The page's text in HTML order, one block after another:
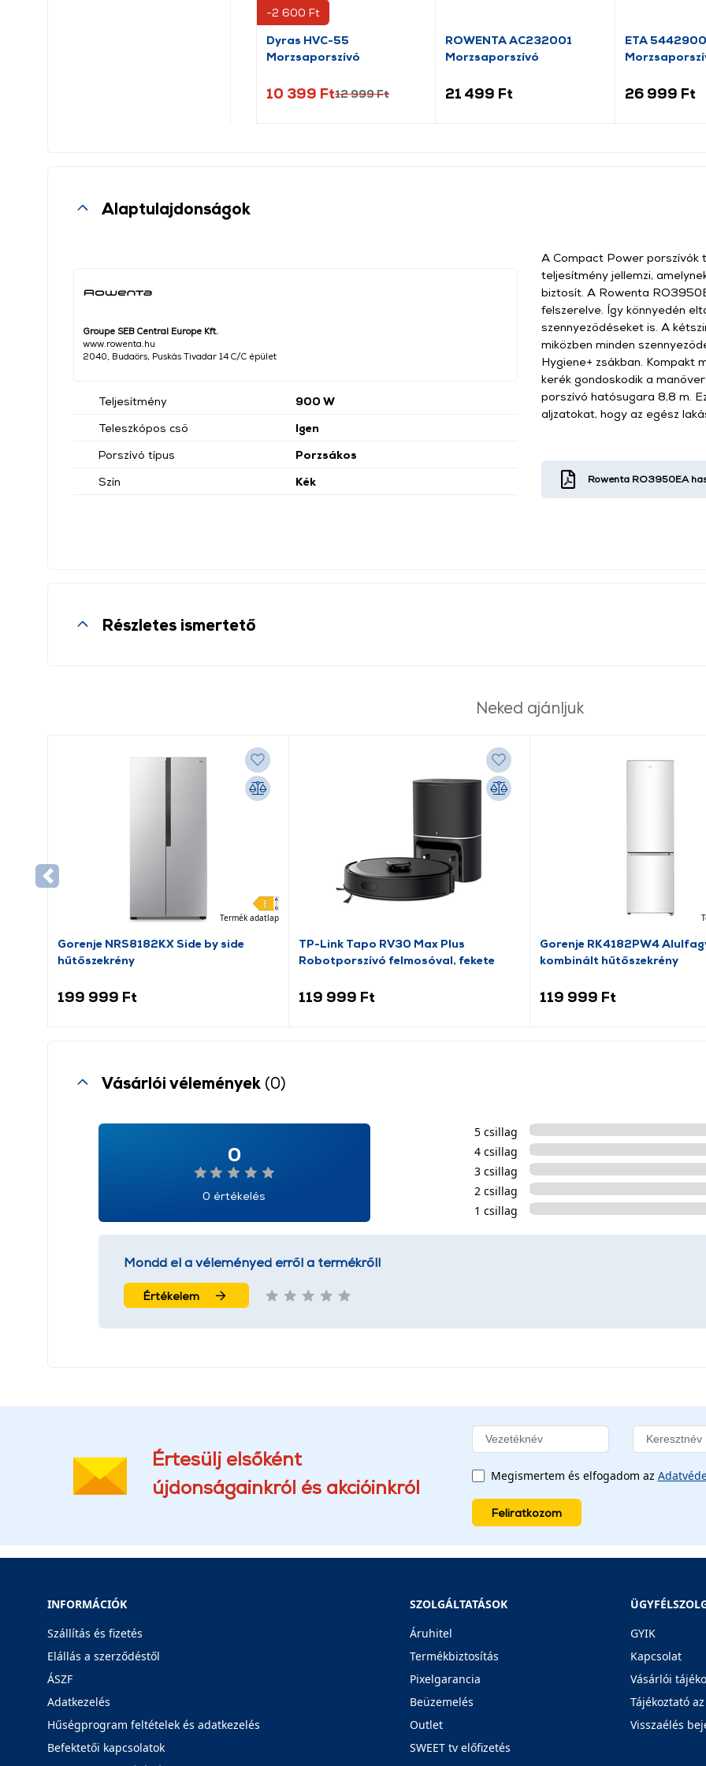
-2 600 Ft
Dyras HVC-55
Morzsaporszívó
10 399 Ft12 999 Ft
ROWENTA AC232001
Morzsaporszívó
21 499 Ft
ETA
26 999 Ft
Alaptulajdonságok
Groupe SEB Central Europe Kft.
www.rowenta.hu
2040, Budaörs, Puskás Tivadar 14 C/C épület
Teljesítmény
900 W
Teleszkópos cső
Igen
Porszívó típus
Porzsákos
Szín
Kék
A Compact Power porszívók
teljesítmény jellemzi,
biztosít. A Rowenta
felszerelve. Így könnyedén
szennyeződéseket is. A
miközben minden
Hygiene+ zsákban. Kompakt
kerék gondoskodik a
porszívó hatósugara 8,8 m.
aljzatokat, hogy az egész
Rowenta RO3950EA
Részletes ismertető
Neked ajánljuk
Termék adatlap
Gorenje NRS8182KX Side by side
hűtőszekrény
199 999 Ft
TP-Link Tapo RV30 Max Plus
Robotporszívó felmosóval, fekete
119 999 Ft
Gorenje RK4182PW4
kombinált hűtőszekrény
119 999 Ft
Vásárlói vélemények (0)
0
0 értékelés
5 csillag
4 csillag
3 csillag
2 csillag
1 csillag
Mondd el a véleményed erről a termékről!
Értékelem
Értesülj elsőként
újdonságainkról és akcióinkról
Megismertem és elfogadom az
Feliratkozom
INFORMÁCIÓK
Szállítás és fizetés
Elállás a szerződéstől
ÁSZF
Adatkezelés
Hűségprogram feltételek és adatkezelés
Befektetői kapcsolatok
SZOLGÁLTATÁSOK
Áruhitel
Termékbiztosítás
Pixelgarancia
Beüzemelés
Outlet
SWEET tv előfizetés
GYIK
Kapcsolat
Vásárlói
Tájékoztató
Visszaélés